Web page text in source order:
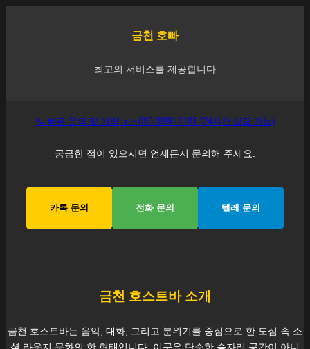
금천 호빠
최고의 서비스를 제공합니다
📞 빠른 문의 및 예약: 👉 010-3990-1181 (24시간 상담 가능)
궁금한 점이 있으시면 언제든지 문의해 주세요.
카톡 문의 전화 문의 텔레 문의
금천 호스트바 소개
금천 호스트바는 음악, 대화, 그리고 분위기를 중심으로 한 도심 속 소